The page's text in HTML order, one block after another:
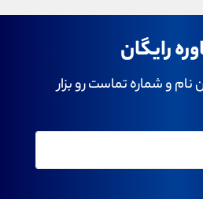
رایگان
نام و شماره تماست رو بزار